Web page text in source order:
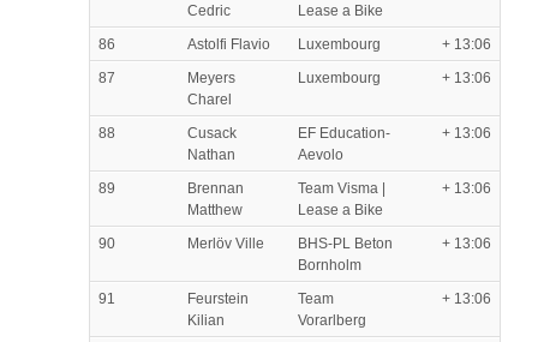
Cedric
Lease a Bike
86 Astolfi Flavio Luxembourg
+ 13:06
87
Meyers
Charel
Luxembourg + 13:06
88
Cusack
Nathan
EF Education-
Aevolo
+ 13:06
89
Brennan
Matthew
Team Visma |
Lease a Bike
+ 13:06
90 Merlöv Ville
BHS-PL Beton
Bornholm
+ 13:06
91
Feurstein
Kilian
Team
Vorarlberg
+ 13:06